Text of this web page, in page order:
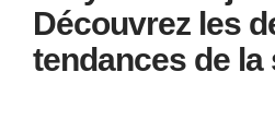
Découvrez les
tendances de la